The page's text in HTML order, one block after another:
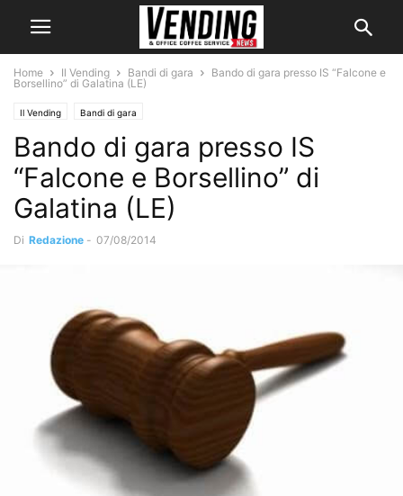
Home Il Vending Bandi di gara
Bando di gara presso IS “Falcone e
Borsellino” di Galatina (LE)
Il Vending Bandi di gara
Bando di gara presso IS
“Falcone e Borsellino” di
Galatina (LE)
Di Redazione - 07/08/2014